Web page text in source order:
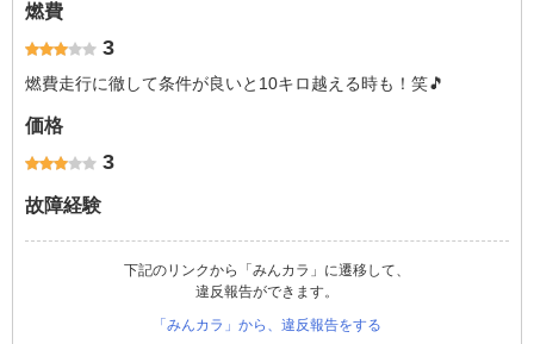
燃費
3
燃費走行に徹して条件が良いと10キロ越える時も！笑🎵
価格
3
故障経験
下記のリンクから「みんカラ」に遷移して、
違反報告ができます。
「みんカラ」から、違反報告をする